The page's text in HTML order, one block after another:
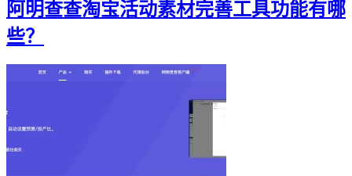
阿明查查淘宝活动素材完善工具功能有哪
些？